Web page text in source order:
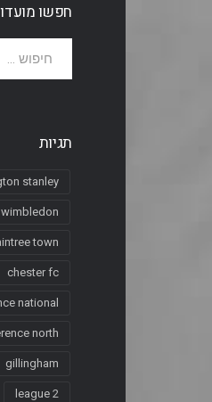
חפשו
תגיות
stanley
town
chester fc
national
north
gillingham
league 2